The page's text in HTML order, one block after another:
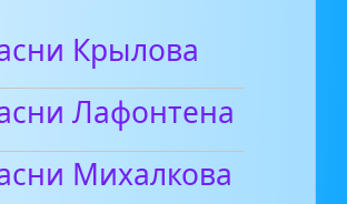
Крылова
Лафонтена
Михалкова